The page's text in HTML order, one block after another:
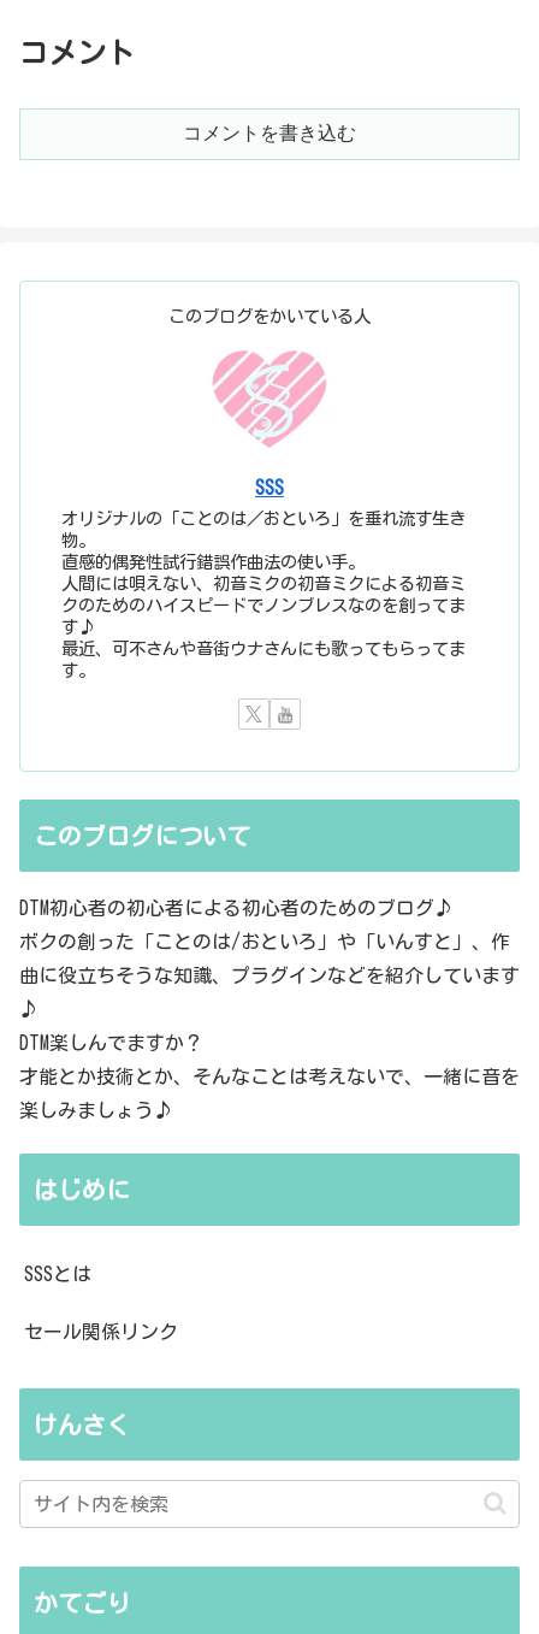
コメント
コメントを書き込む
このブログをかいている人
SSS
オリジナルの「ことのは／おといろ」を垂れ流す生き
物。
直感的偶発性試行錯誤作曲法の使い手。
人間には唄えない、初音ミクの初音ミクによる初音ミ
クのためのハイスピードでノンブレスなのを創ってま
す♪
最近、可不さんや音街ウナさんにも歌ってもらってま
す。
このブログについて
DTM初心者の初心者による初心者のためのブログ♪
ボクの創った「ことのは/おといろ」や「いんすと」、作
曲に役立ちそうな知識、プラグインなどを紹介しています
♪
DTM楽しんでますか？
才能とか技術とか、そんなことは考えないで、一緒に音を
楽しみましょう♪
はじめに
SSSとは
セール関係リンク
けんさく
かてごり